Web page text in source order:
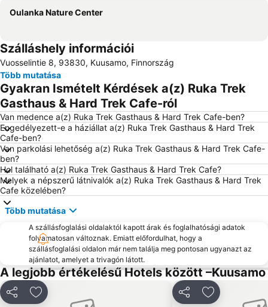
Oulanka Nature Center
Szálláshely információi
Vuosselintie 8, 93830, Kuusamo, Finnország
Több mutatása
Gyakran Ismételt Kérdések a(z) Ruka Trek
Gasthaus & Hard Trek Cafe-ról
Van medence a(z) Ruka Trek Gasthaus & Hard Trek Cafe-ben?
Engedélyezett-e a háziállat a(z) Ruka Trek Gasthaus & Hard Trek
Cafe-ben?
Van parkolási lehetőség a(z) Ruka Trek Gasthaus & Hard Trek Cafe-
ben?
Hol található a(z) Ruka Trek Gasthaus & Hard Trek Cafe?
Melyek a népszerű látnivalók a(z) Ruka Trek Gasthaus & Hard Trek
Cafe közelében?
Több mutatása
A szállásfoglalási oldalaktól kapott árak és foglalhatósági adatok
folyamatosan változnak. Emiatt előfordulhat, hogy a
szállásfoglalási oldalon már nem találja meg pontosan ugyanazt az
ajánlatot, amelyet a trivagón látott.
A legjobb értékelésű Hotels között –Kuusamo
MegosztásHozzáadás a kedvencekhez MegosztásHozzáadás